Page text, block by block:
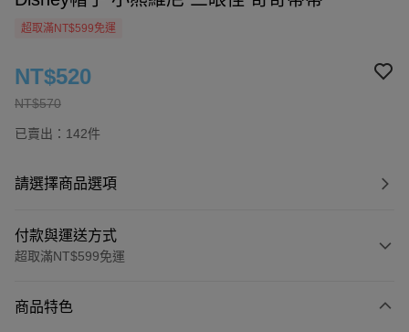
超取滿NT$599免運
NT$570
NT$520
已賣出：142件
請選擇商品選項
付款與運送方式
超取滿NT$599免運
信用卡一次付款
商品特色